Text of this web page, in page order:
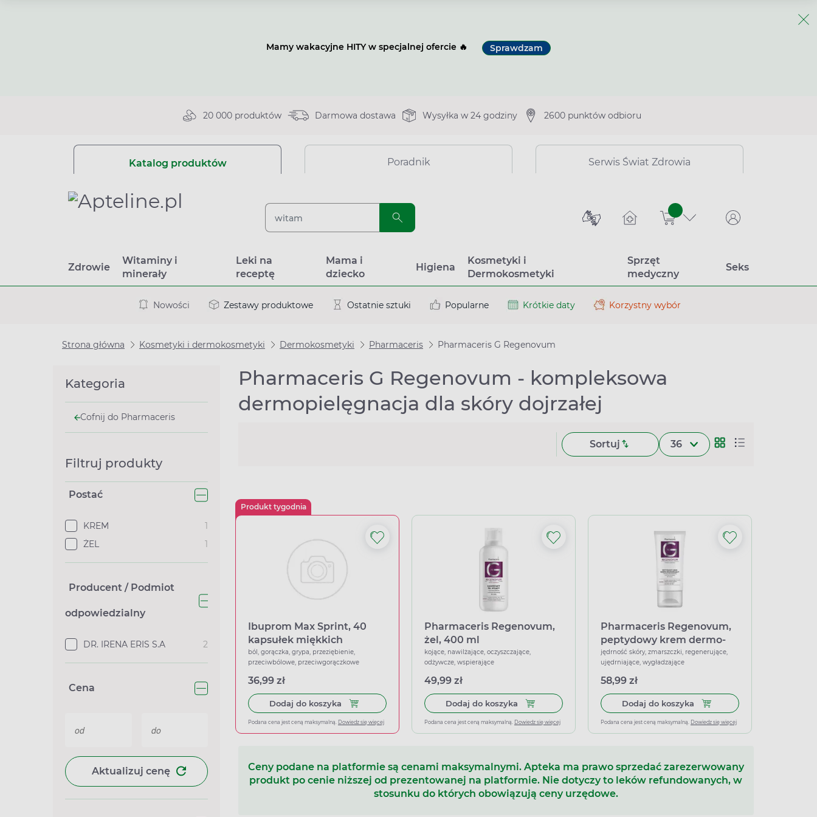
Mamy wakacyjne HITY w specjalnej ofercie 🔥 Sprawdzam
20 000 produktów Darmowa dostawa Wysyłka w 24 godziny 2600 punktów odbioru
Katalog produktów Poradnik Serwis Świat Zdrowia
sztuk
Zdrowie
Witaminy i
minerały
Leki na
receptę
Mama i
dziecko
Higiena
Kosmetyki i
Dermokosmetyki
Sprzęt
medyczny
Seks
Nowości Zestawy produktowe Ostatnie sztuki Popularne Krótkie daty Korzystny wybór
Strona główna Kosmetyki i dermokosmetyki Dermokosmetyki Pharmaceris Pharmaceris G Regenovum
Kategoria
Cofnij do Pharmaceris
Filtruj produkty
Postać
KREM
1
ŻEL
1
Producent / Podmiot
odpowiedzialny
DR. IRENA ERIS S.A 2
Cena
Aktualizuj cenę
Pharmaceris G Regenovum - kompleksowa
dermopielęgnacja dla skóry dojrzałej
Sortuj 36
Produkt tygodnia
Ibuprom Max Sprint, 40
kapsułek miękkich
ból, gorączka, grypa, przeziębienie,
przeciwbólowe, przeciwgorączkowe
36,99 zł
Dodaj do koszyka Dodaj do koszyka Ibuprom Max Sprint, 40 kapsułek miękkich
Podana cena jest ceną maksymalną. Dowiedz się więcej
Pharmaceris Regenovum,
żel, 400 ml
kojące, nawilżające, oczyszczające,
odżywcze, wspierające
49,99 zł
Dodaj do koszyka Dodaj do koszyka Pharmaceris Regenovum, żel, 400 ml
Podana cena jest ceną maksymalną. Dowiedz się więcej
Pharmaceris Regenovum,
peptydowy krem dermo-
regenerujący, 50 ml
jędrność skóry, zmarszczki, regenerujące,
ujędrniające, wygładzające
58,99 zł
Dodaj do koszyka Dodaj do koszyka
Podana cena jest ceną maksymalną. Dowiedz się więcej
Ceny podane na platformie są cenami maksymalnymi. Apteka ma prawo sprzedać zarezerwowany
produkt po cenie niższej od prezentowanej na platformie. Nie dotyczy to leków refundowanych, w
stosunku do których obowiązują ceny urzędowe.